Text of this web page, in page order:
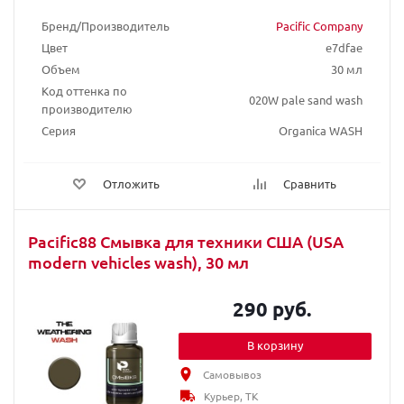
Бренд/Производитель
Pacific Company
Цвет
e7dfae
Объем
30 мл
Код оттенка по
производителю
020W pale sand wash
Серия
Organica WASH
Отложить Сравнить
Pacific88 Смывка для техники США (USA
modern vehicles wash), 30 мл
290 руб.
В корзину
Самовывоз
Курьер, ТК